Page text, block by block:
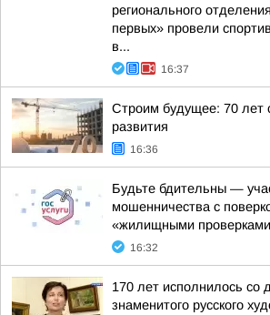
регионального
первых» провели
в...
16:37
Строим будущее: 70 лет
развития
16:36
Будьте бдительны —
мошенничества с
«жилищными
16:32
170 лет исполнилось со
знаменитого русского